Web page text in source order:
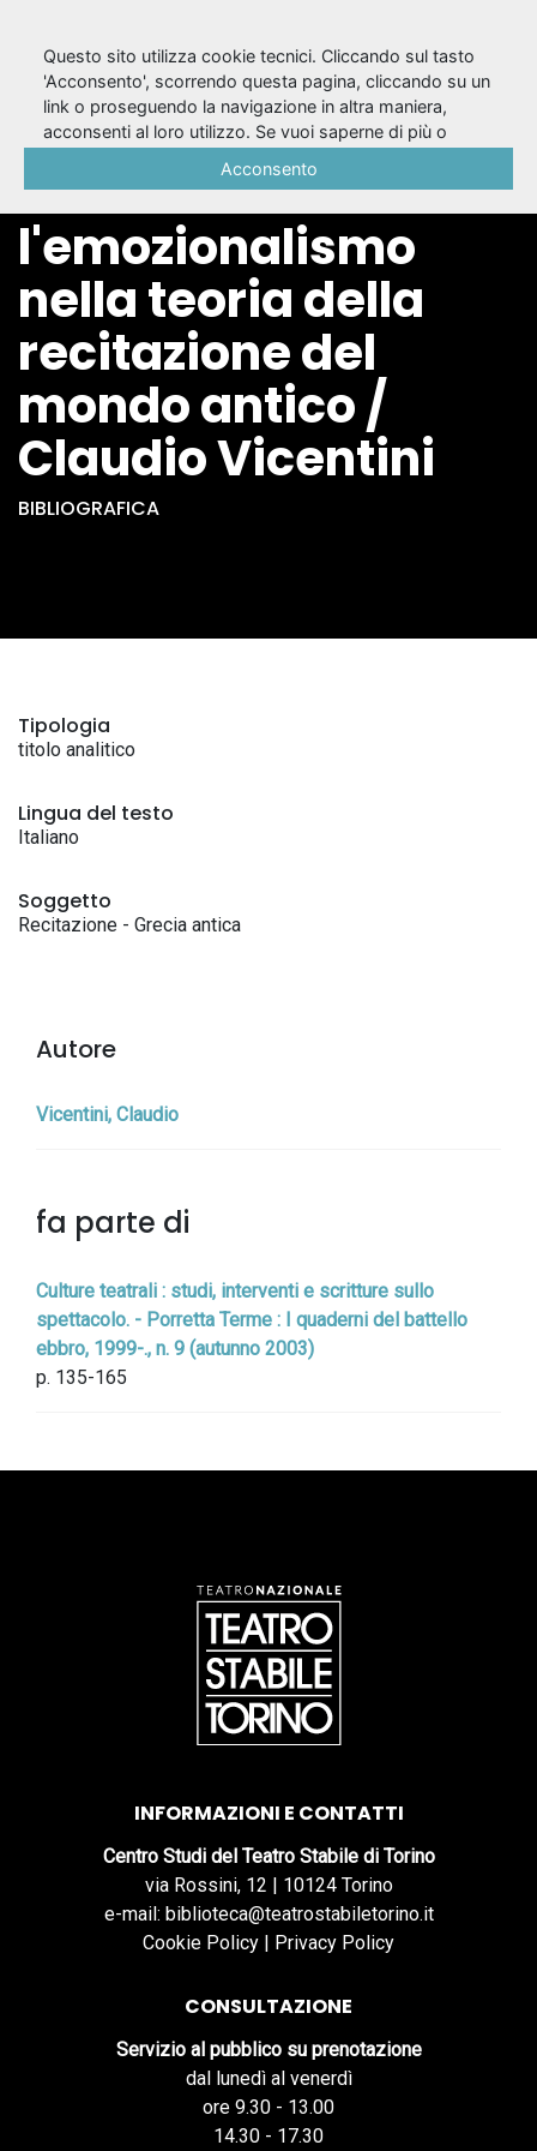
Da Platone a
Plutarco :
l'emozionalismo
nella teoria della
recitazione del
mondo antico /
Claudio Vicentini
BIBLIOGRAFICA
Tipologia
titolo analitico
Lingua del testo
Italiano
Soggetto
Recitazione - Grecia antica
Autore
Vicentini, Claudio
fa parte di
Culture teatrali : studi, interventi e scritture sullo
spettacolo. - Porretta Terme : I quaderni del battello
ebbro, 1999-., n. 9 (autunno 2003)
p. 135-165
INFORMAZIONI E CONTATTI
Centro Studi del Teatro Stabile di Torino
via Rossini, 12 | 10124 Torino
e-mail: biblioteca@teatrostabiletorino.it
Cookie Policy | Privacy Policy
CONSULTAZIONE
Servizio al pubblico su prenotazione
dal lunedì al venerdì
ore 9.30 - 13.00
14.30 - 17.30
Questo sito utilizza cookie tecnici. Cliccando sul tasto
'Acconsento', scorrendo questa pagina, cliccando su un
link o proseguendo la navigazione in altra maniera,
acconsenti al loro utilizzo. Se vuoi saperne di più o
Acconsento